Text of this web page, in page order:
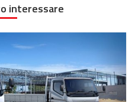
interessare